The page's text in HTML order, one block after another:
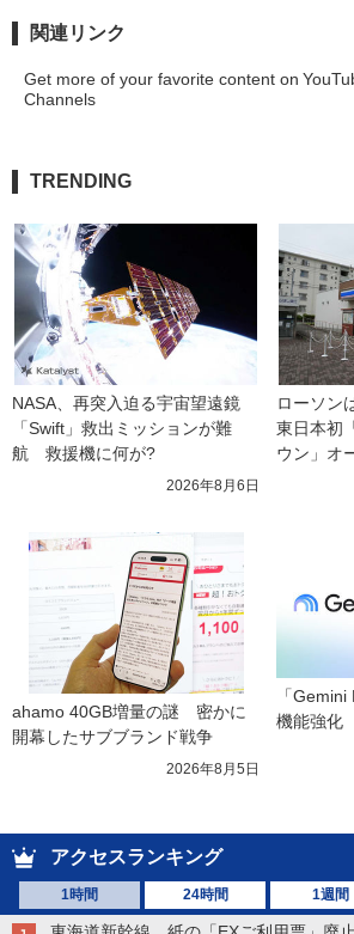
関連リンク
Get more of your favorite content on
Channels
TRENDING
NASA、再突入迫る宇宙望遠鏡
「Swift」救出ミッションが難
航　救援機に何が?
2026年8月6日
ローソン
東日本初
ウン」オ
ahamo 40GB増量の謎　密かに
開幕したサブブランド戦争
2026年8月5日
「
機能強化
アクセスランキング
1時間 24時間 1週間